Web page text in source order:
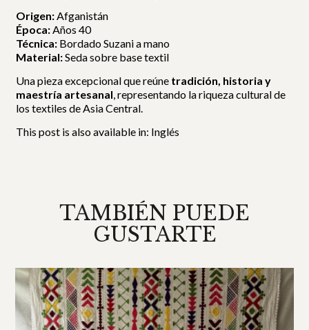
Origen:Afganistán
Época:Años 40
Técnica: Bordado Suzani a mano
Material:Seda sobre base textil
Una pieza excepcional que reúne tradición, historia y
maestría artesanal, representando la riqueza cultural de
los textiles de Asia Central.
This post is also available in: Inglés
TAMBIÉN PUEDE
GUSTARTE